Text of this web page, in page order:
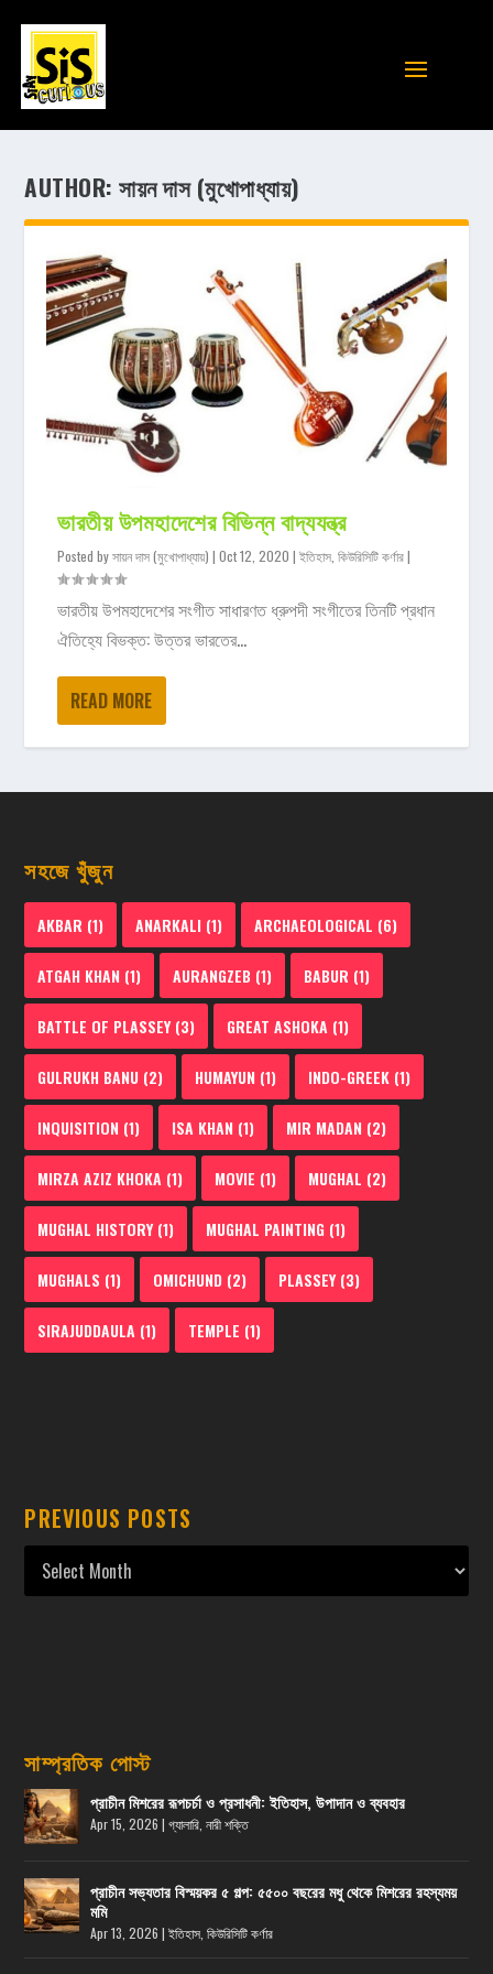
AUTHOR:সায়ন দাস (মুখোপাধ্যায়)
ভারতীয় উপমহাদেশের বিভিন্ন বাদ্যযন্ত্র
Posted byসায়ন দাস (মুখোপাধ্যায়) |Oct 12, 2020 |ইতিহাস ,কিউরিসিটি কর্ণার|
ভারতীয় উপমহাদেশের সংগীত সাধারণত ধ্রুপদী সংগীতের তিনটি প্রধান
ঐতিহ্যে বিভক্ত: উত্তর ভারতের...
READ MORE
সহজে খুঁজুন
AKBAR (1) ANARKALI (1) ARCHAEOLOGICAL (6)
ATGAH KHAN (1) AURANGZEB (1) BABUR (1)
BATTLE OF PLASSEY(3) GREAT ASHOKA (1)
GULRUKH BANU (2) HUMAYUN (1) INDO-GREEK (1)
INQUISITION (1) ISA KHAN (1) MIR MADAN (2)
MIRZA AZIZ KHOKA (1) MOVIE (1) MUGHAL (2)
MUGHAL HISTORY(1) MUGHAL PAINTING (1)
MUGHALS (1) OMICHUND (2) PLASSEY(3)
SIRAJUDDAULA (1) TEMPLE (1)
PREVIOUS POSTS
সাম্প্রতিক পোস্ট
প্রাচীন মিশরের রূপচর্চা ও প্রসাধনী: ইতিহাস, উপাদান ও ব্যবহার
Apr 15, 2026 |গ্যালারি ,নারী শক্তি
প্রাচীন সভ্যতার বিস্ময়কর ৫ গল্প: ৫৫০০ বছরের মধু থেকে মিশরের রহস্যময়
মমি
Apr 13, 2026 |ইতিহাস ,কিউরিসিটি কর্ণার